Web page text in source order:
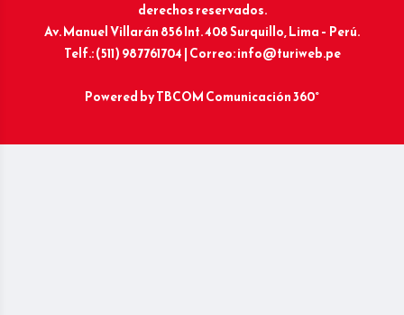
derechos reservados.
Av. Manuel Villarán 856 Int. 408 Surquillo, Lima – Perú.
Telf.: (511) 987761704 | Correo: info@turiweb.pe
Powered byTBCOM Comunicación 360°